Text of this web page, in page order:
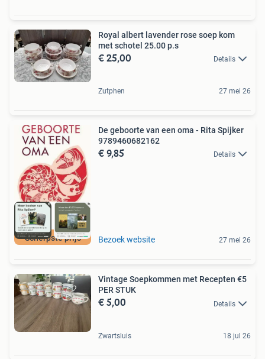
Royal albert lavender rose soep kom
met schotel 25.00 p.s
€ 25,00 Details
Zutphen 27 mei 26
Scherpste prijs
De geboorte van een oma - Rita Spijker
9789460682162
€ 9,85 Details
Bezoek website 27 mei 26
Vintage Soepkommen met Recepten €5
PER STUK
€ 5,00 Details
Zwartsluis 18 jul 26